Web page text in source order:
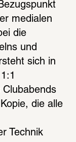
medialen
die
und
sich in
Clubabends
die alle
Technik